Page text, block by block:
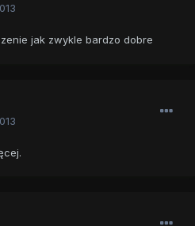
jak zwykle bardzo dobre